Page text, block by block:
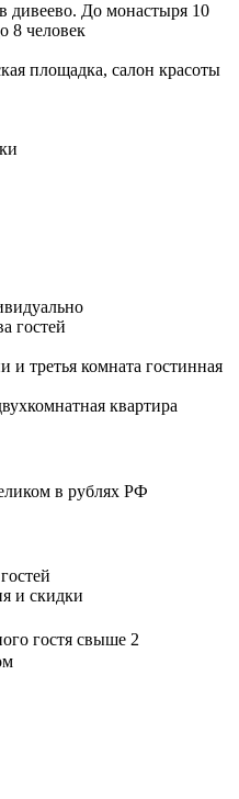
дивеево. До монастыря 10
8 человек
площадка, салон красоты
гостей
и третья комната гостинная
квартира
в рублях РФ
и скидки
гостя свыше 2